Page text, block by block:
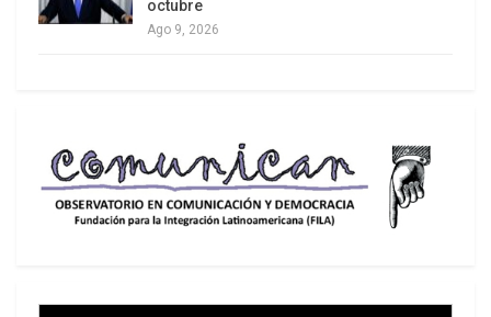
internacionales como la ONU
octubre
Ago 9, 2026